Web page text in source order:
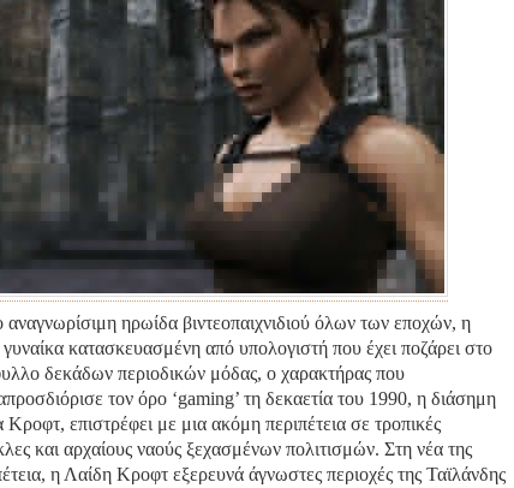
αναγνωρίσιμη ηρωίδα βιντεοπαιχνιδιού όλων των εποχών, η
κατασκευασμένη από υπολογιστή που έχει ποζάρει στο
δεκάδων περιοδικών μόδας, ο χαρακτήρας που
τον όρο ‘gaming’ τη δεκαετία του 1990, η διάσημη
επιστρέφει με μια ακόμη περιπέτεια σε τροπικές
και αρχαίους ναούς ξεχασμένων πολιτισμών. Στη νέα της
η Λαίδη Κροφτ εξερευνά άγνωστες περιοχές της Ταϊλάνδης